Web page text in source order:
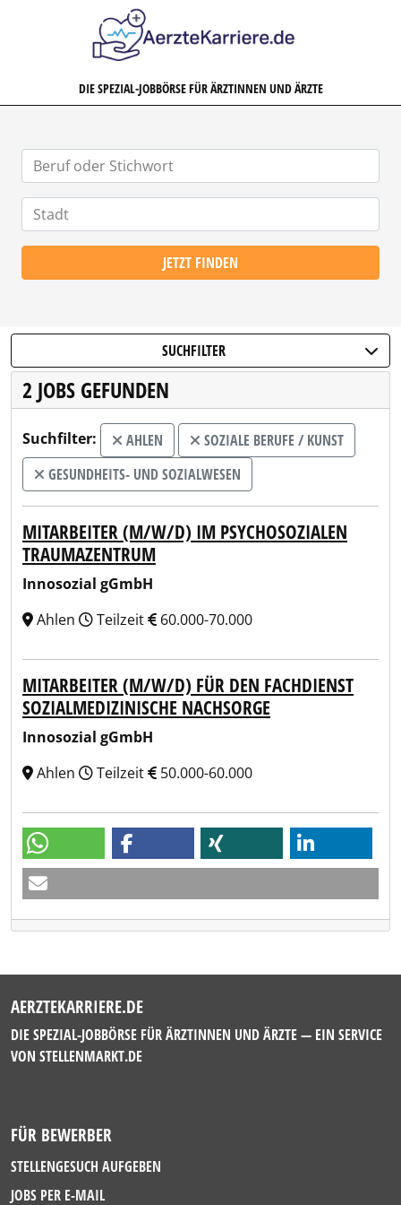
DIE SPEZIAL-JOBBÖRSE FÜR ÄRZTINNEN UND ÄRZTE
JETZT FINDEN
SUCHFILTER
2 JOBS GEFUNDEN
Suchfilter: AHLEN
SOZIALE BERUFE / KUNST
GESUNDHEITS- UND SOZIALWESEN
MITARBEITER (M/W/D) IM PSYCHOSOZIALEN
TRAUMAZENTRUM
Innosozial gGmbH
Ahlen
Teilzeit 60.000-70.000
MITARBEITER (M/W/D) FÜR DEN FACHDIENST
SOZIALMEDIZINISCHE NACHSORGE
Innosozial gGmbH
Ahlen
Teilzeit 50.000-60.000
AERZTEKARRIERE.DE
DIE SPEZIAL-JOBBÖRSE FÜR ÄRZTINNEN UND ÄRZTE — EIN SERVICE
VON STELLENMARKT.DE
FÜR BEWERBER
STELLENGESUCH AUFGEBEN
JOBS PER E-MAIL